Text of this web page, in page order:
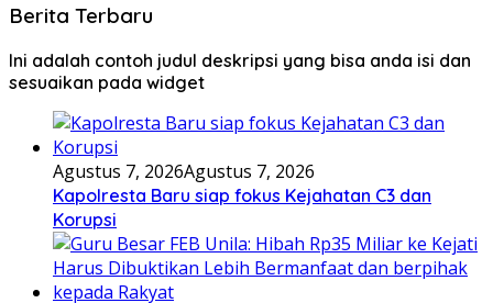
Berita Terbaru
Ini adalah contoh judul deskripsi yang bisa anda isi dan
sesuaikan pada widget
Agustus 7, 2026Agustus 7, 2026
Kapolresta Baru siap fokus Kejahatan C3 dan
Korupsi